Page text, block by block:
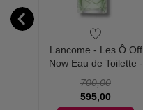
Lancome - Les Ô Off
Now Eau de Toilette -
700,00
595,00